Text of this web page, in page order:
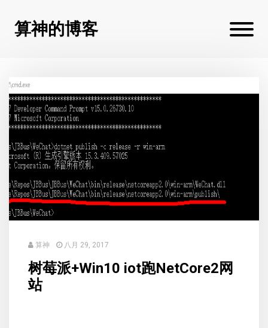
算神的博客
算神 八月 29, 2017
树莓派+Win10 iot跑NetCore2网
站